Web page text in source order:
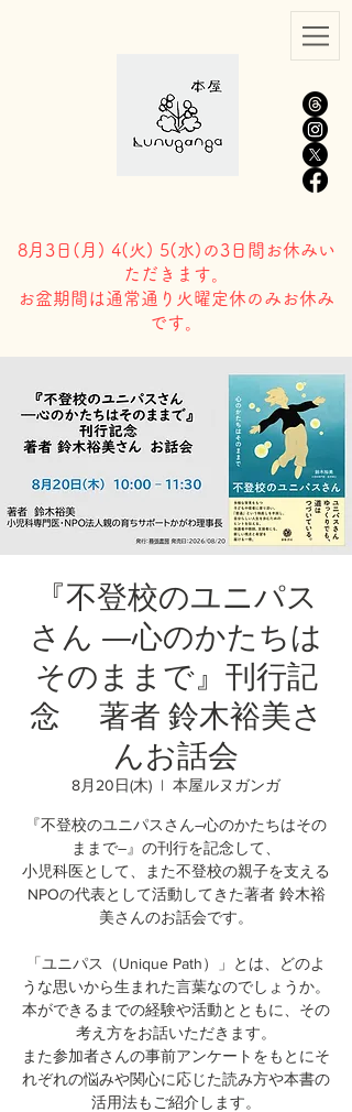
8月3日( 月) 4(火) 5(水)の3日間お休みい
ただきます。
​お盆期間は通常通り火曜定休のみお休み
です。
『不登校のユニパス
さん ―心のかたちは
そのままで』刊行記
念 著者 鈴木裕美さ
んお話会
8月20日(木)
  |
本屋ルヌガンガ
『不登校のユニパスさん―心のかたちはその
ままで―』の刊行を記念して、
小児科医として、また不登校の親子を支える
NPOの代表として活動してきた著者 鈴木裕
美さんのお話会です。
「ユニパス（Unique Path）」とは、どのよ
うな思いから生まれた言葉なのでしょうか。
本ができるまでの経験や活動とともに、その
考え方をお話いただきます。
また参加者さんの事前アンケートをもとにそ
れぞれの悩みや関心に応じた読み方や本書の
活用法もご紹介します。